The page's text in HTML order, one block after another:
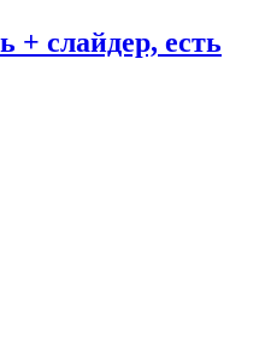
+ слайдер, есть